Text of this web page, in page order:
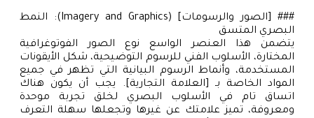
### [الصور والرسومات] (Imagery and Graphics): النمط
البصري المتسق
يتضمن هذا العنصر الواسع نوع الصور الفوتوغرافية
المختارة، الأسلوب الفني للرسوم التوضيحية، شكل الأيقونات
المستخدمة، وأنماط الرسوم البيانية التي تظهر في جميع
المواد الخاصة بـ [العلامة التجارية]. يجب أن يكون هناك
اتساق تام في الأسلوب البصري لخلق تجربة موحدة
ومعروفة، تميز علامتك عن غيرها وتجعلها سهلة التعرف